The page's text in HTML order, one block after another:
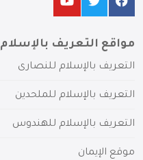
مواقع التعريف بالإسلام
التعريف بالإسلام للنصارى
التعريف بالإسلام للملحدين
التعريف بالإسلام للهندوس
موقع الإيمان